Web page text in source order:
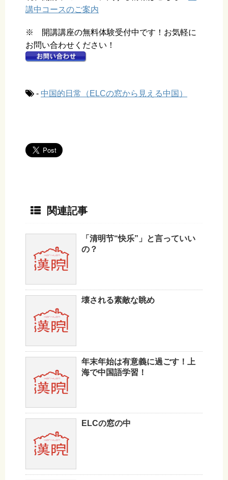
講中コースのご案内
※ 開講講座の無料体験受付中です！お気軽に
お問い合わせください！
- 中国的日常（ELCの窓から見える中国）
関連記事
「清明节“快乐”」と言っていい
の？
壊される素敵な眺め
年末年始は有意義に過ごす！上
海で中国語学習！
ELCの窓の中